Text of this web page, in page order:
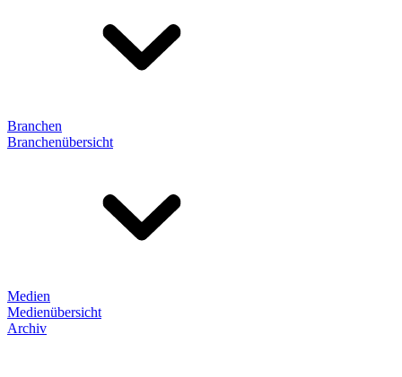
Branchen
Branchenübersicht
Medien
Medienübersicht
Archiv